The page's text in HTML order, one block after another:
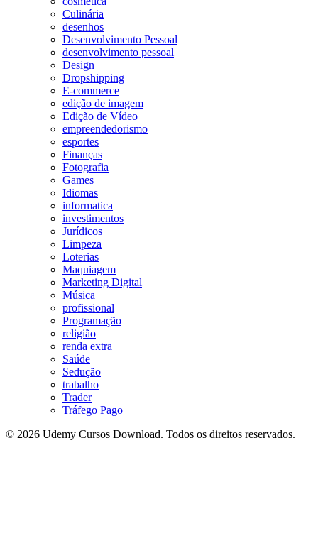
Culinária
desenhos
Desenvolvimento Pessoal
desenvolvimento pessoal
Design
Dropshipping
E-commerce
edição de imagem
Edição de Vídeo
empreendedorismo
esportes
Finanças
Fotografia
Games
Idiomas
informatica
investimentos
Jurídicos
Limpeza
Loterias
Maquiagem
Marketing Digital
Música
profissional
Programação
religião
renda extra
Saúde
Sedução
trabalho
Trader
Tráfego Pago
© 2026 Udemy Cursos Download. Todos os direitos reservados.